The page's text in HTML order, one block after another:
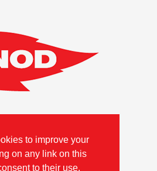
to improve your
on any link on this
to their use.